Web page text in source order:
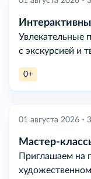
Увлекательные
с экскурсией и
0+
01 августа 2026 -
Мастер-
Приглашаем на